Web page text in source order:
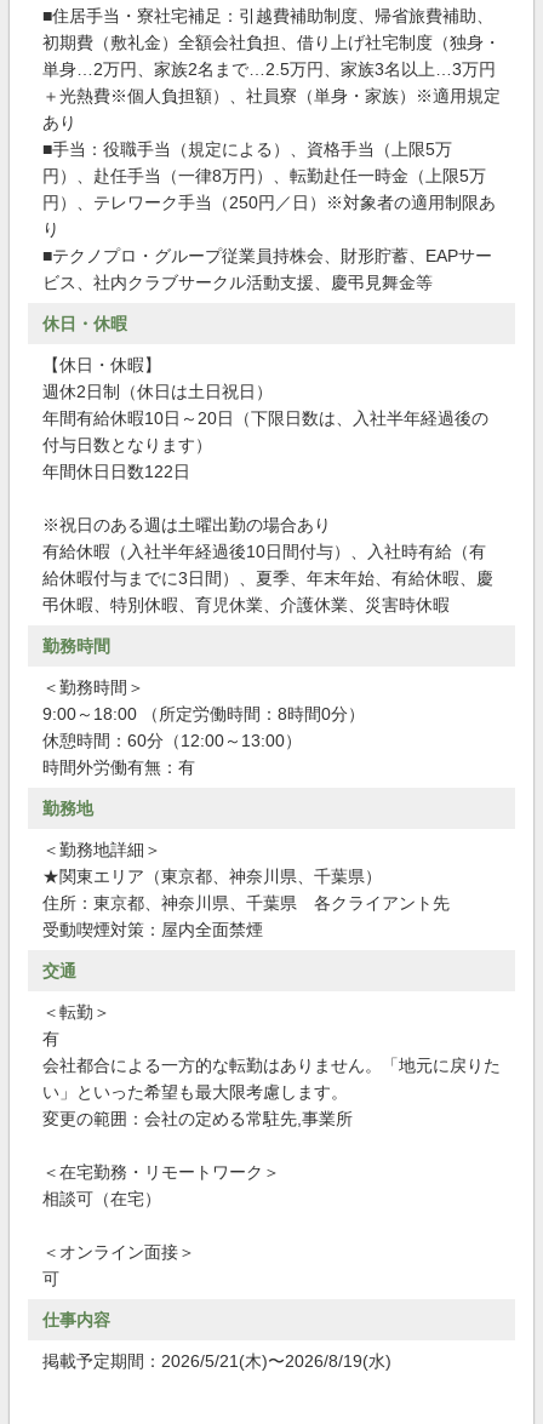
■住居手当・寮社宅補足：引越費補助制度、帰省旅費補助、
初期費（敷礼金）全額会社負担、借り上げ社宅制度（独身・
単身…2万円、家族2名まで…2.5万円、家族3名以上…3万円
＋光熱費※個人負担額）、社員寮（単身・家族）※適用規定
あり
■手当：役職手当（規定による）、資格手当（上限5万
円）、赴任手当（一律8万円）、転勤赴任一時金（上限5万
円）、テレワーク手当（250円／日）※対象者の適用制限あ
り
■テクノプロ・グループ従業員持株会、財形貯蓄、EAPサー
ビス、社内クラブサークル活動支援、慶弔見舞金等
休日・休暇
【休日・休暇】
週休2日制（休日は土日祝日）
年間有給休暇10日～20日（下限日数は、入社半年経過後の
付与日数となります）
年間休日日数122日
※祝日のある週は土曜出勤の場合あり
有給休暇（入社半年経過後10日間付与）、入社時有給（有
給休暇付与までに3日間）、夏季、年末年始、有給休暇、慶
弔休暇、特別休暇、育児休業、介護休業、災害時休暇
勤務時間
＜勤務時間＞
9:00～18:00 （所定労働時間：8時間0分）
休憩時間：60分（12:00～13:00）
時間外労働有無：有
勤務地
＜勤務地詳細＞
★関東エリア（東京都、神奈川県、千葉県）
住所：東京都、神奈川県、千葉県 各クライアント先
受動喫煙対策：屋内全面禁煙
交通
＜転勤＞
有
会社都合による一方的な転勤はありません。「地元に戻りた
い」といった希望も最大限考慮します。
変更の範囲：会社の定める常駐先,事業所
＜在宅勤務・リモートワーク＞
相談可（在宅）
＜オンライン面接＞
可
仕事内容
掲載予定期間：2026/5/21(木)〜2026/8/19(水)